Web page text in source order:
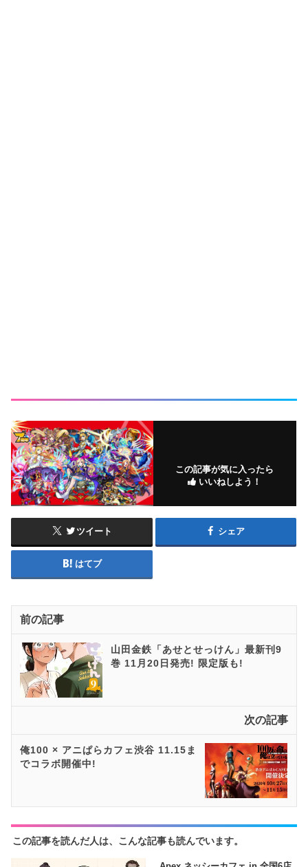
この記事が気に入ったら
いいねしよう！
ツイート シェア
はてブ
前の記事
山田金鉄「あせとせっけん」最新刊9
巻 11月20日発売! 限定版も!
次の記事
俺100 × アニぱらカフェ渋谷 11.15ま
でコラボ開催中!
この記事を読んだ人は、こんな記事も読んでいます。